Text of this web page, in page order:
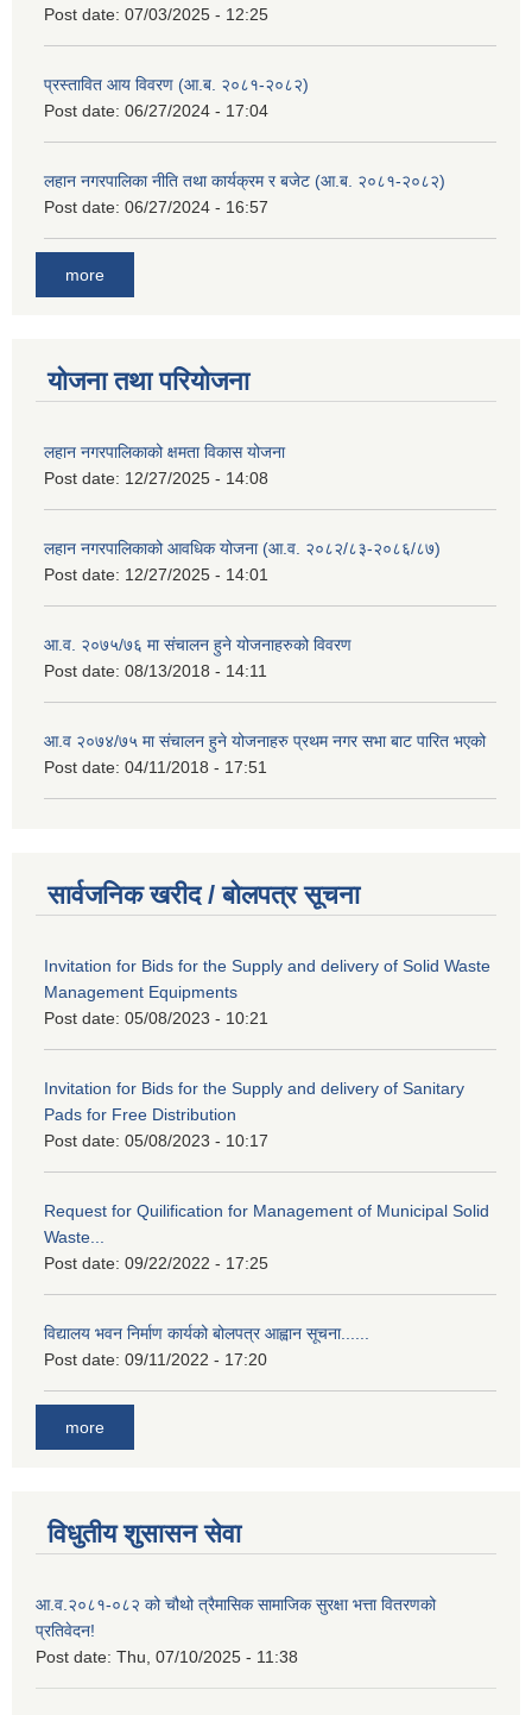
Post date: 07/03/2025 - 12:25
प्रस्तावित आय विवरण (आ.ब. २०८१-२०८२)
Post date: 06/27/2024 - 17:04
लहान नगरपालिका नीति तथा कार्यक्रम र बजेट (आ.ब. २०८१-२०८२)
Post date: 06/27/2024 - 16:57
more
योजना तथा परियोजना
लहान नगरपालिकाको क्षमता विकास योजना
Post date: 12/27/2025 - 14:08
लहान नगरपालिकाको आवधिक योजना (आ.व. २०८२/८३-२०८६/८७)
Post date: 12/27/2025 - 14:01
आ.व. २०७५/७६ मा संचालन हुने योजनाहरुको विवरण
Post date: 08/13/2018 - 14:11
आ.व २०७४/७५ मा संचालन हुने योजनाहरु प्रथम नगर सभा बाट पारित भएको
Post date: 04/11/2018 - 17:51
सार्वजनिक खरीद / बोलपत्र सूचना
Invitation for Bids for the Supply and delivery of Solid Waste
Management Equipments
Post date: 05/08/2023 - 10:21
Invitation for Bids for the Supply and delivery of Sanitary
Pads for Free Distribution
Post date: 05/08/2023 - 10:17
Request for Quilification for Management of Municipal Solid
Waste...
Post date: 09/22/2022 - 17:25
विद्यालय भवन निर्माण कार्यको बोलपत्र आह्वान सूचना......
Post date: 09/11/2022 - 17:20
more
विधुतीय शुसासन सेवा
आ.व.२०८१-०८२ को चौथो त्रैमासिक सामाजिक सुरक्षा भत्ता वितरणको
प्रतिवेदन!
Post date: Thu, 07/10/2025 - 11:38